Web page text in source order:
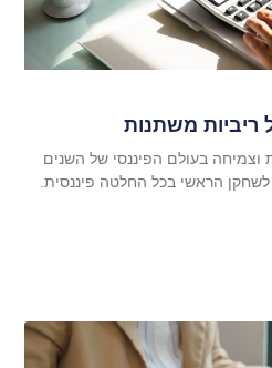
ריביות משתנות
וצמיחה בעולם הפיננסי של השנים
הראשי בכל החלטה פיננסית.